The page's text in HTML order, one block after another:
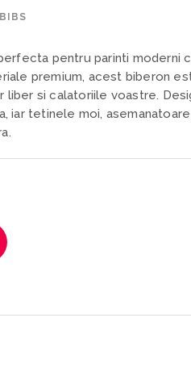
pentru parinti moderni
premium, acest biberon
si calatoriile voastre.
iar tetinele moi,